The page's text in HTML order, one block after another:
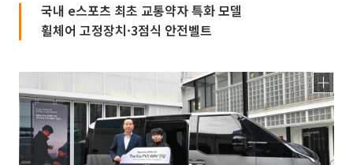
국내 e스포츠 최초 교통약자 특화 모델
휠체어 고정장치·3점식 안전벨트